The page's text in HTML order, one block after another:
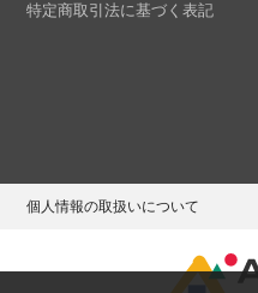
特定商取引法に基づく表記
個人情報の取扱いについて